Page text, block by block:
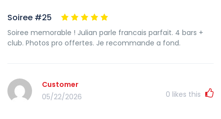
Soiree #25
Soiree memorable ! Julian parle francais parfait. 4 bars +
club. Photos pro offertes. Je recommande a fond.
Customer
05/22/2026
0 likes this